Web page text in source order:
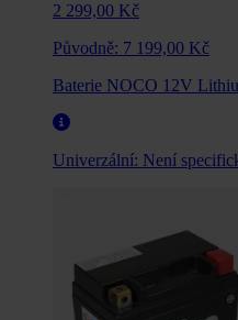
2 299,00 Kč
Původně: 7 199,00 Kč
Baterie NOCO 12V
Univerzální: Není